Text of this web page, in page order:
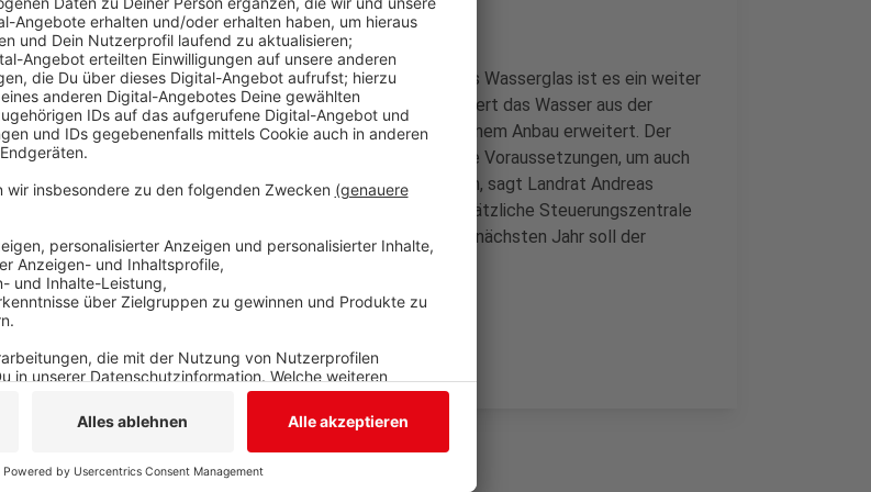
der Obernautalsperre bis in die heimische Badewanne oder ins Wasserglas ist es ein weiter
Die Trinkwasseraufbereitungsanlage in Dreis-Tiefenbach filtert das Wasser aus der
und dem Siegtal. Jetzt wird der Standort mit einem Anbau erweitert. Der
investiert 3,9 Millionen Euro. Mit dem Anbau schaffen wir die Voraussetzungen, um auch
die bestmögliche Trinkwasserqualität liefern zu können, sagt Landrat Andreas
Neben einem neuen Labor soll in dem Anbau auch eine zusätzliche Steuerungszentrale
Anlagen des Wasserverbandes untergebracht werden. Im nächsten Jahr soll der
fertig sein.